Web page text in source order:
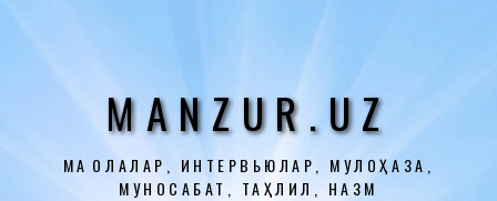
MANZUR.UZ
МАҚОЛАЛАР, ИНТЕРВЬЮЛАР, МУЛОҲАЗА,
МУНОСАБАТ, ТАҲЛИЛ, НАЗМ